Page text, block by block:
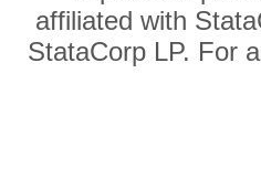
affiliated with
StataCorp LP. For